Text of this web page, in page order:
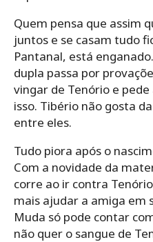
Quem pensa que assim
juntos e se casam tudo
Pantanal, está
dupla passa por
vingar de Tenório e
isso. Tibério não gosta
entre eles.
Tudo piora após o
Com a novidade da
corre ao ir contra
mais ajudar a amiga em
Muda só pode contar
não quer o sangue de